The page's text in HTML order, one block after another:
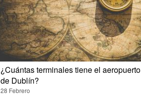
¿Cuántas terminales tiene el aeropuerto
de Dublín?
28 Febrero